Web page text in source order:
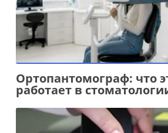
Ортопантомограф: что
работает в